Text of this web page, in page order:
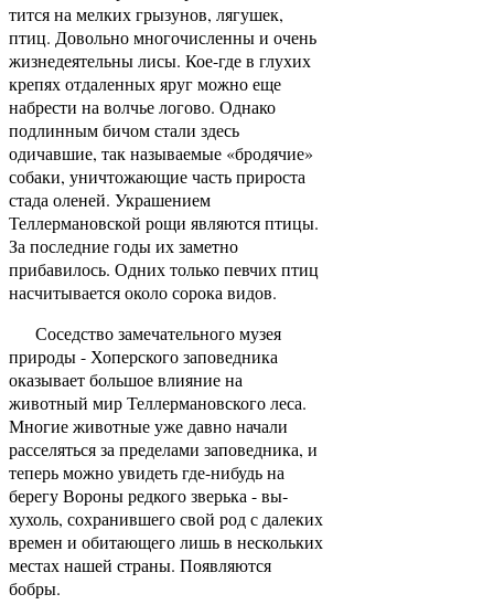
тится на мелких грызунов, лягушек,
птиц. Довольно много­численны и очень
жизнедеятельны лисы. Кое-где в глухих
крепях отдаленных яруг можно еще
набрести на волчье ло­гово. Однако
подлинным бичом стали здесь
одичавшие, так называемые «бродячие»
собаки, уничтожающие часть при­роста
стада оленей. Украшением
Теллермановской рощи яв­ляются птицы.
За последние годы их заметно
прибавилось. Одних только певчих птиц
насчитывается около сорока ви­дов.
Соседство замечательного музея
природы - Хоперского заповедника
оказывает большое влияние на
животный мир Теллермановского леса.
Многие животные уже давно нача­ли
расселяться за пределами заповедника, и
теперь можно увидеть где-нибудь на
берегу Вороны редкого зверька - вы­
хухоль, сохранившего свой род с далеких
времен и обитающе­го лишь в нескольких
местах нашей страны. Появляются
бобры.